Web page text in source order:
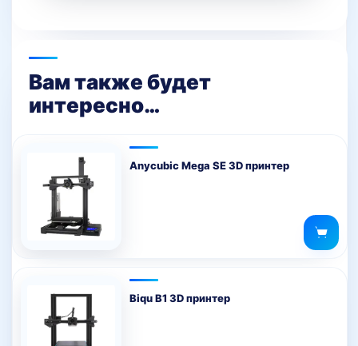
Вам также будет
интересно…
Anycubic Mega SE 3D принтер
Biqu B1 3D принтер